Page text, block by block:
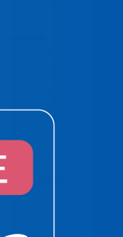
Requerimento Análise de Projetos
TeamViewer
Viabilidade de Zoneamento